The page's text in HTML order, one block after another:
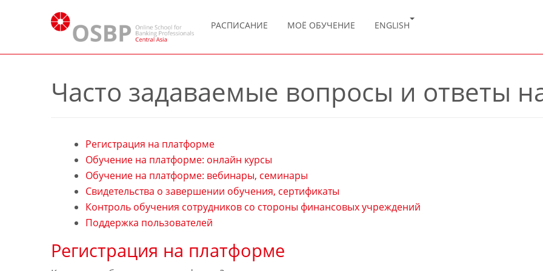
РАСПИСАНИЕ МОЁ ОБУЧЕНИЕ ENGLISH
Часто задаваемые вопросы и ответы
Регистрация на платформе
Обучение на платформе: онлайн курсы
Обучение на платформе: вебинары, семинары
Свидетельства о завершении обучения, сертификаты
Контроль обучения сотрудников со стороны финансовых учреждений
Поддержка пользователей
Регистрация на платформе